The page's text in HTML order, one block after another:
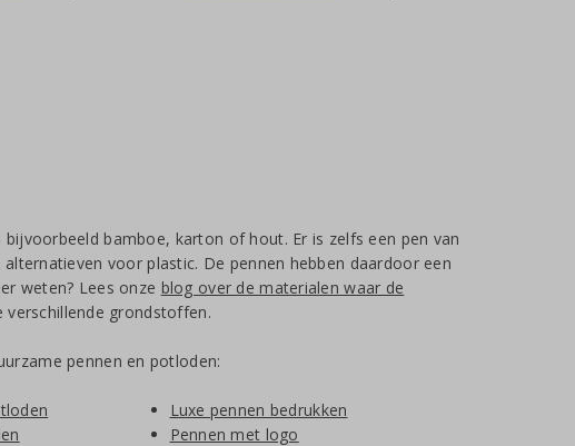
bamboe, karton of hout. Er is zelfs een pen van
voor plastic. De pennen hebben daardoor een
weten? Lees onze blog over de materialen waar de
verschillende grondstoffen.
pennen en potloden:
Luxe pennen bedrukken
Pennen met logo